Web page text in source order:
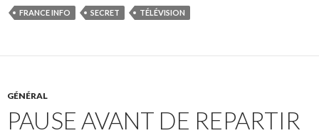
FRANCE INFO SECRET TÉLÉVISION
GÉNÉRAL
PAUSE AVANT DE REPARTIR